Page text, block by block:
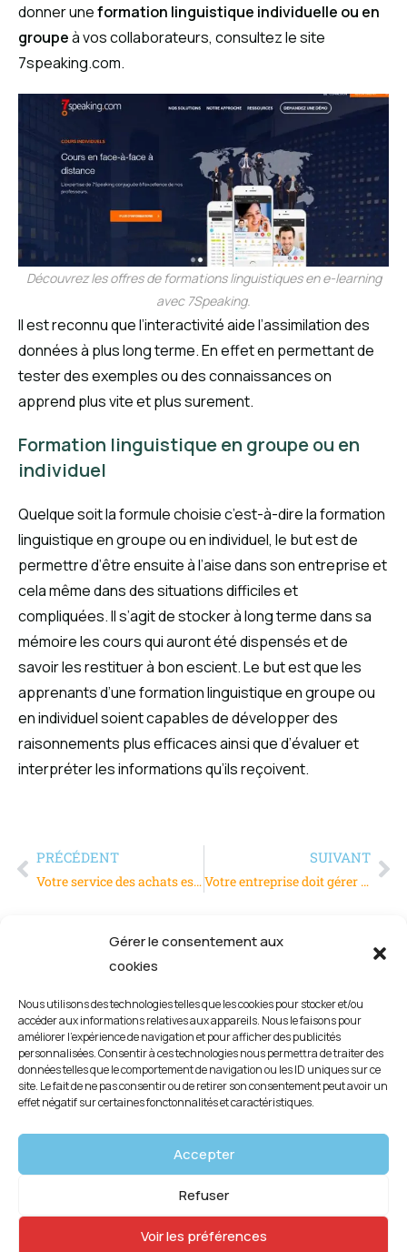
Gérer le consentement aux
cookies
Nous utilisons des technologies telles que les cookies pour stocker et/ou
accéder aux informations relatives aux appareils. Nous le faisons pour
améliorer l’expérience de navigation et pour afficher des publicités
personnalisées. Consentir à ces technologies nous permettra de traiter des
données telles que le comportement de navigation ou les ID uniques sur ce
site. Le fait de ne pas consentir ou de retirer son consentement peut avoir un
effet négatif sur certaines fonctonnalités et caractéristiques.
Accepter
Refuser
Voir les préférences
donner uneformation linguistique individuelle ou en
groupeà vos collaborateurs, consultez le site
7speaking.com.
Découvrez les offres de formations linguistiques en e-learning
avec 7Speaking.
Il est reconnu que l’interactivité aide l’assimilation des
données à plus long terme. En effet en permettant de
tester des exemples ou des connaissances on
apprend plus vite et plus surement.
Formation linguistique en groupe ou en
individuel
Quelque soit la formule choisie c’est-à-dire la formation
linguistique en groupe ou en individuel, le but est de
permettre d’être ensuite à l’aise dans son entreprise et
cela même dans des situations difficiles et
compliquées. Il s’agit de stocker à long terme dans sa
mémoire les cours qui auront été dispensés et de
savoir les restituer à bon escient. Le but est que les
apprenants d’une formation linguistique en groupe ou
en individuel soient capables de développer des
raisonnements plus efficaces ainsi que d’évaluer et
interpréter les informations qu’ils reçoivent.
PRÉCÉDENT
Votre service des achats est-il performant avec ses fournisseurs ?
SUIVANT
Votre entreprise doit gérer ses stocks avec un logiciel, lequel ?
Politique de confidentialité
Politique de cookies (UE)